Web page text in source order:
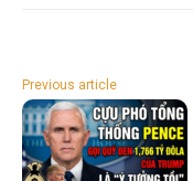
Previous article